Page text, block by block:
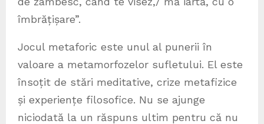
îmbrățișare”.
Jocul metaforic este unul al punerii în
valoare a metamorfozelor sufletului. El este
însoțit de stări meditative, crize metafizice
și experiențe filosofice. Nu se ajunge
niciodată la un răspuns ultim pentru că nu